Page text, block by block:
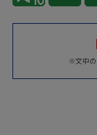
※文中の